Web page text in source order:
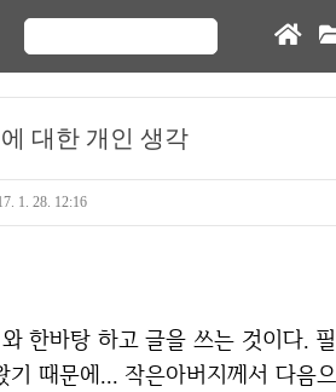
대한 개인 생각
1. 28. 12:16
때문에... 작은아버지께서 다음